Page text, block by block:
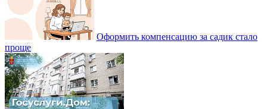
Оформить компенсацию за садик стало
проще